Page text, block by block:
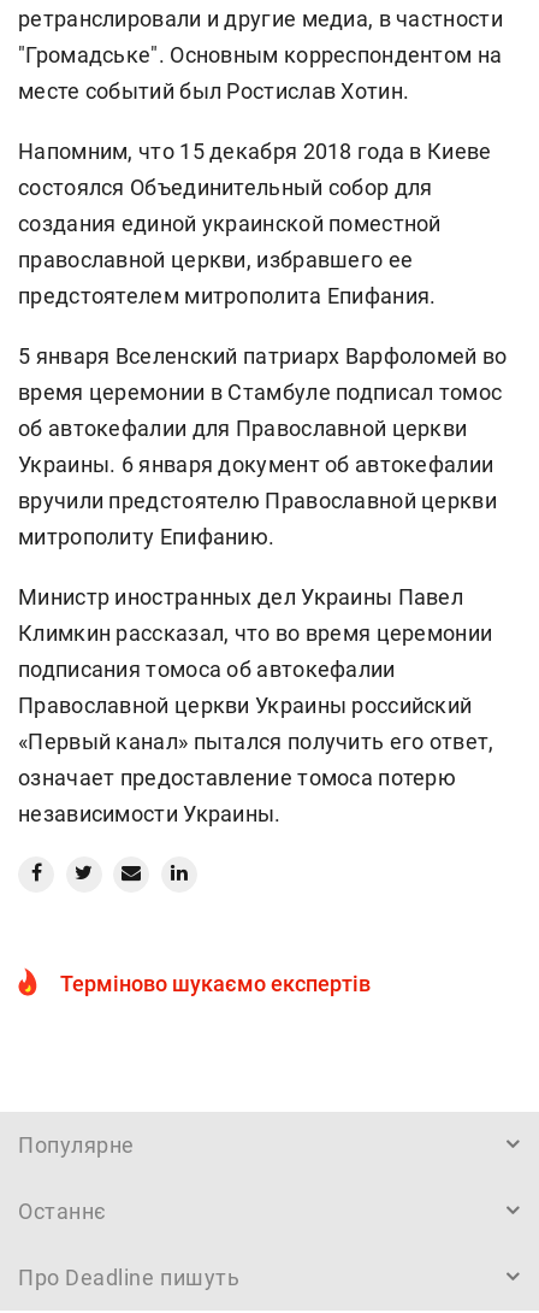
ретранслировали и другие медиа, в частности
"Громадське". Основным корреспондентом на
месте событий был Ростислав Хотин.
Напомним, что 15 декабря 2018 года в Киеве
состоялся Объединительный собор для
создания единой украинской поместной
православной церкви, избравшего ее
предстоятелем митрополита Епифания.
5 января Вселенский патриарх Варфоломей во
время церемонии в Стамбуле подписал томос
об автокефалии для Православной церкви
Украины. 6 января документ об автокефалии
вручили предстоятелю Православной церкви
митрополиту Епифанию.
Министр иностранных дел Украины Павел
Климкин рассказал, что во время церемонии
подписания томоса об автокефалии
Православной церкви Украины российский
«Первый канал» пытался получить его ответ,
означает предоставление томоса потерю
независимости Украины.
Терміново шукаємо експертів
Популярне
Останнє
Про Deadline пишуть